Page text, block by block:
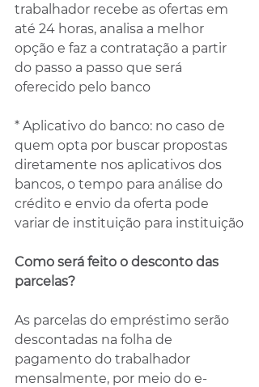
trabalhador recebe as ofertas em
até 24 horas, analisa a melhor
opção e faz a contratação a partir
do passo a passo que será
oferecido pelo banco
* Aplicativo do banco: no caso de
quem opta por buscar propostas
diretamente nos aplicativos dos
bancos, o tempo para análise do
crédito e envio da oferta pode
variar de instituição para instituição
Como será feito o desconto das
parcelas?
As parcelas do empréstimo serão
descontadas na folha de
pagamento do trabalhador
mensalmente, por meio do e-